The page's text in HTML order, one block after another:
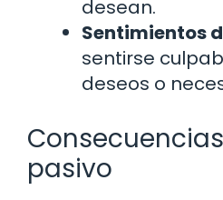
desean.
Sentimientos
sentirse
deseos o
pasivo